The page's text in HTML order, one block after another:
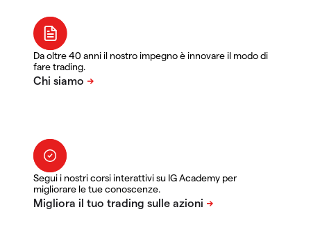
Da oltre 40 anni il nostro impegno è innovare il modo di
fare trading.
Segui i nostri corsi interattivi su IG Academy per
migliorare le tue conoscenze.